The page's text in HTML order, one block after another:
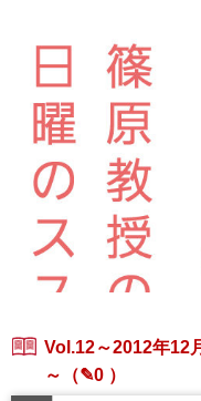
Vol.12～2012年12
～
（✎0 ）